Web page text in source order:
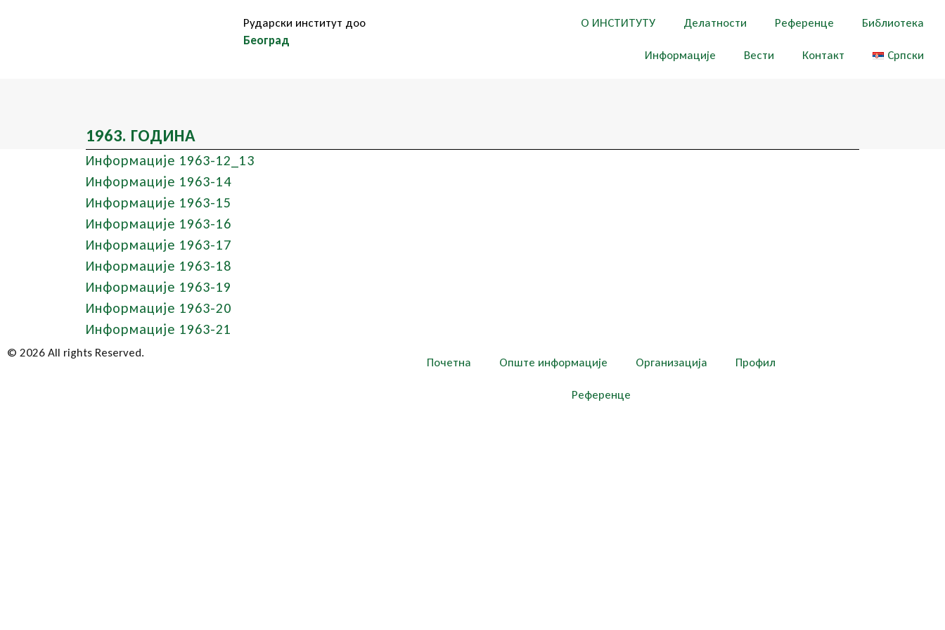
Рударски институт доо
Београд
О ИНСТИТУТУ Делатности Референце Библиотека
Информације Вести Контакт Српски
1963. ГОДИНА
Информације 1963-12_13
Информације 1963-14
Информације 1963-15
Информације 1963-16
Информације 1963-17
Информације 1963-18
Информације 1963-19
Информације 1963-20
Информације 1963-21
© 2026 All rights Reserved.
Почетна Опште информације Организација Профил
Референце